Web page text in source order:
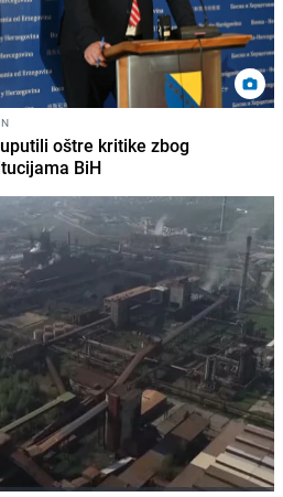
oštre kritike zbog
BiH